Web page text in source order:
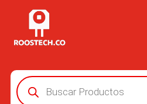
Búsqueda
de
productos